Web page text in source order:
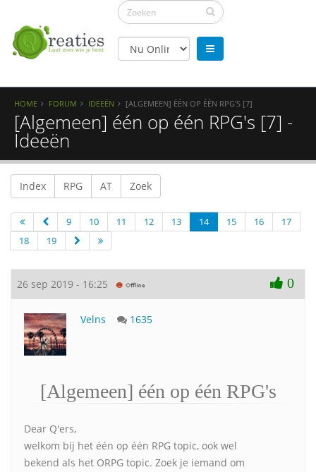
HOME FORUM IDEEËN [ALGEMEEN] ÉÉN OP ÉÉN RPG'S [7]
[Algemeen] één op één RPG's [7] -
Ideeën
Index RPG AT Zoek
9 10 11 12 13 14 15 16
17
18
19
26 sep 2019 - 16:25 0
Velns 1635
[Algemeen] één op één RPG's
Dear Q'ers,
welkom bij het één op één RPG topic, ook wel
bekend als het ORPG topic. Zoek je iemand om